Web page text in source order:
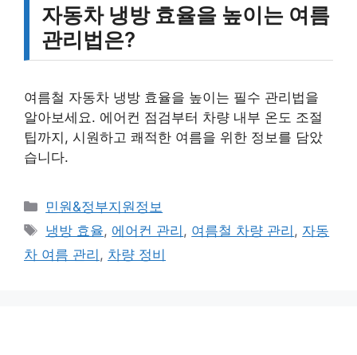
자동차 냉방 효율을 높이는 여름
관리법은?
여름철 자동차 냉방 효율을 높이는 필수 관리법을
알아보세요. 에어컨 점검부터 차량 내부 온도 조절
팁까지, 시원하고 쾌적한 여름을 위한 정보를 담았
습니다.
카
테
고
리
민원&정부지원정보
태
그
냉방 효율, 에어컨 관리 , 여름철 차량 관리 , 자동
차 여름 관리 , 차량 정비